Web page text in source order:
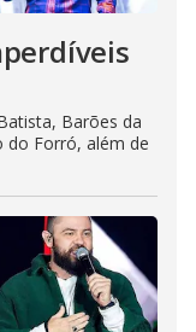
Barões da
do Forró, além de